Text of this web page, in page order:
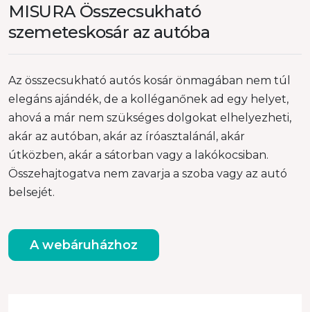
MISURA Összecsukható
szemeteskosár az autóba
Az összecsukható autós kosár önmagában nem túl
elegáns ajándék, de a kolléganőnek ad egy helyet,
ahová a már nem szükséges dolgokat elhelyezheti,
akár az autóban, akár az íróasztalánál, akár
útközben, akár a sátorban vagy a lakókocsiban.
Összehajtogatva nem zavarja a szoba vagy az autó
belsejét.
A webáruházhoz